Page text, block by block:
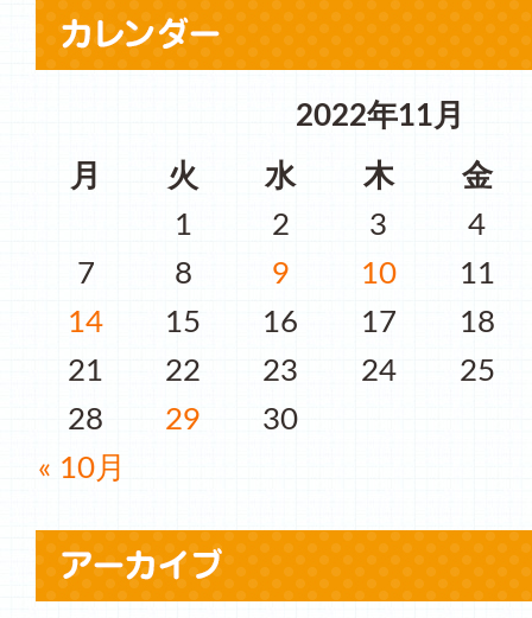
2022年11月
月
火 水 木 金
« 10月
1 2 3
4
7
8 9 10
11
14
15 16 17
18
21
22 23 24
25
28
29 30